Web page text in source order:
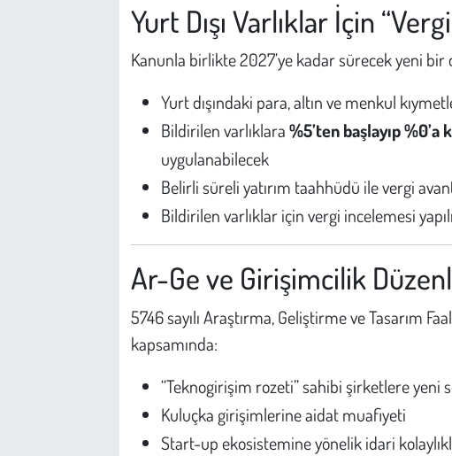
Yurt Dışı Varlıklar İçin “Vergi
Kanunla birlikte 2027’ye kadar sürecek yeni
Yurt dışındaki para, altın ve menkul
Bildirilen varlıklara%5’ten başlayıp
uygulanabilecek
Belirli süreli yatırım taahhüdü ile vergi
Bildirilen varlıklar için vergi incelemesi
Ar-Ge ve Girişimcilik
5746 sayılı Araştırma, Geliştirme ve Tasarım
kapsamında:
“Teknogirişim rozeti” sahibi şirketlere yeni
Kuluçka girişimlerine aidat muafiyeti
Start-up ekosistemine yönelik idari